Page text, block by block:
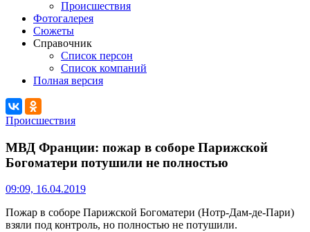
Происшествия
Фотогалерея
Сюжеты
Справочник
Список персон
Список компаний
Полная версия
Происшествия
МВД Франции: пожар в соборе Парижской
Богоматери потушили не полностью
09:09, 16.04.2019
Пожар в соборе Парижской Богоматери (Нотр-Дам-де-Пари)
взяли под контроль, но полностью не потушили.